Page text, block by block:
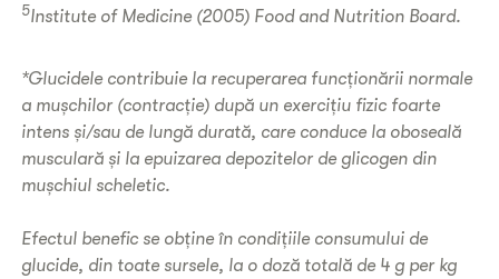
5Institute of Medicine (2005) Food and Nutrition Board.
*Glucidele contribuie la recuperarea funcționării normale
a mușchilor (contracție) după un exercițiu fizic foarte
intens și/sau de lungă durată, care conduce la oboseală
musculară și la epuizarea depozitelor de glicogen din
mușchiul scheletic.
Efectul benefic se obține în condițiile consumului de
glucide, din toate sursele, la o doză totală de 4 g per kg